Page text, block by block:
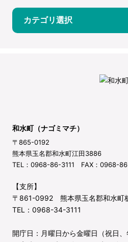
カテゴリ選択
和水町（ナゴミマチ）
〒865-0192
熊本県玉名郡和水町江田3886
TEL：0968-86-3111 FAX：0968-
【支所】
〒861-0992 熊本県玉名郡和水町
TEL：0968-34-3111
開庁日：月曜日から金曜日（祝日、